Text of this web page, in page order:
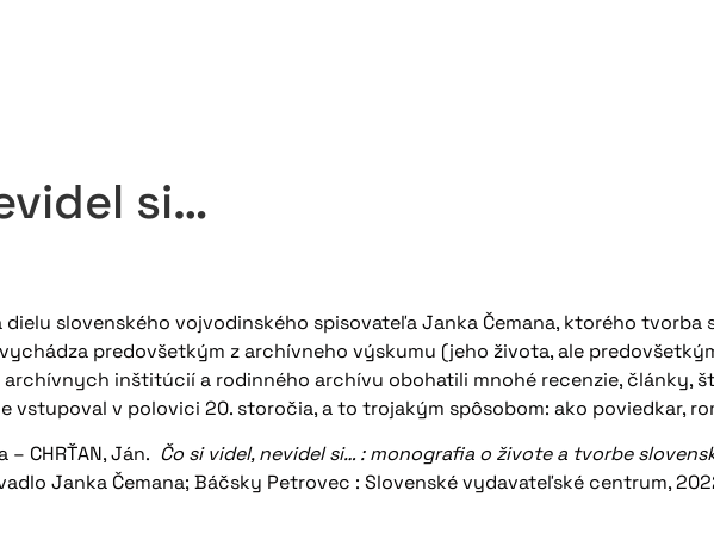
si…
slovenského vojvodinského spisovateľa Janka Čemana, ktorého tvorba
predovšetkým z archívneho výskumu (jeho života, ale
inštitúcií a rodinného archívu obohatili mnohé recenzie, články,
vstupoval v polovici 20. storočia, a to trojakým spôsobom: ako poviedkar,
– CHRŤAN, Ján. Čo si videl, nevidel si… : monografia o živote a tvorbe
Janka Čemana; Báčsky Petrovec : Slovenské vydavateľské centrum,